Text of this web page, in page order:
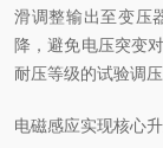
滑调整输出至变压
降，避免电压突变
耐压等级的试验调压
电磁感应实现核心